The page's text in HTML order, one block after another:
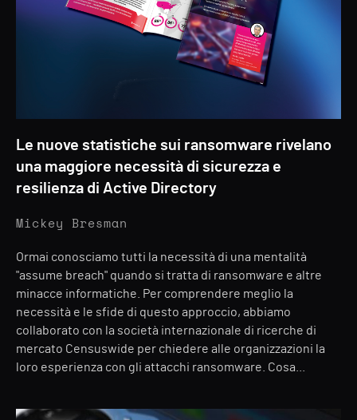
Le nuove statistiche sui ransomware rivelano
una maggiore necessità di sicurezza e
resilienza di Active Directory
Mickey Bresman
Ormai conosciamo tutti la necessità di una mentalità
"assume breach" quando si tratta di ransomware e altre
minacce informatiche. Per comprendere meglio la
necessità e le sfide di questo approccio, abbiamo
collaborato con la società internazionale di ricerche di
mercato Censuswide per chiedere alle organizzazioni la
loro esperienza con gli attacchi ransomware. Cosa...